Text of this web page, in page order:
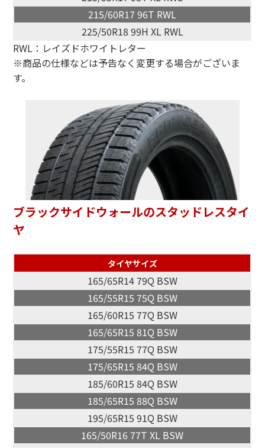
215/60R17 96T RWL
225/50R18 99H XL RWL
RWL：レイズドホワイトレター
※商品の仕様などは予告なく変更する場合がございま
す。
ブラックサイドウォールのスタッドレスタイ
ヤ
タイヤサイズ
165/65R14 79Q BSW
165/55R15 75Q BSW
165/60R15 77Q BSW
165/65R15 81Q BSW
175/55R15 77Q BSW
175/65R15 84Q BSW
185/60R15 84Q BSW
185/65R15 88Q BSW
195/65R15 91Q BSW
165/50R16 77T XL BSW